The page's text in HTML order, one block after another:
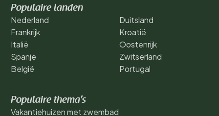
Populaire landen
Nederland
Frankrijk
Italië
Spanje
België
Duitsland
Kroatië
Oostenrijk
Zwitserland
Portugal
Populaire thema's
Vakantiehuizen met zwembad